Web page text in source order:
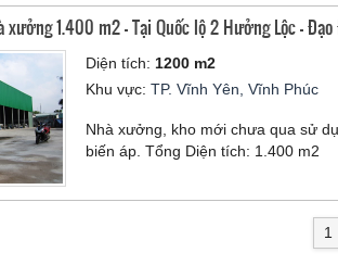
xưởng 1.400 m2 - Tại Quốc lộ 2 Hưởng Lộc -
Diện tích: 1200 m2
Khu vực:TP. Vĩnh Yên, Vĩnh Phúc
Nhà xưởng, kho mới chưa qua sử
biến áp. Tổng Diện tích: 1.400 m2
1